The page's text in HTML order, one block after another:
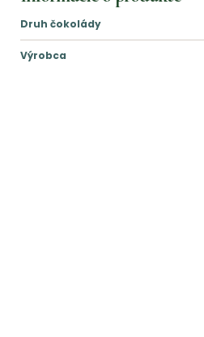
Druh čokolády
Výrobca